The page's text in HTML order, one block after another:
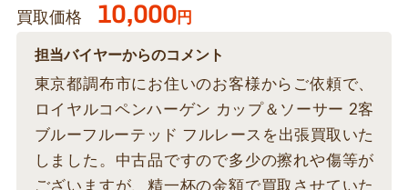
買取価格 10,000円
担当バイヤーからのコメント
東京都調布市にお住いのお客様からご依頼で、
ロイヤルコペンハーゲン カップ＆ソーサー 2客
ブルーフルーテッド フルレースを出張買取いた
しました。中古品ですので多少の擦れや傷等が
ございますが、精一杯の金額で買取させていた